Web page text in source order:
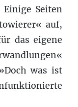
Seiten
auf,
das eigene
was ist